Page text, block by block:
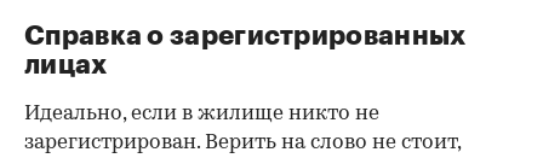
Справка о зарегистрированных
лицах
Идеально, если в жилище никто не
зарегистрирован. Верить на слово не стоит,